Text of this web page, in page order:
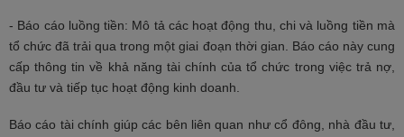
- Báo cáo luồng tiền: Mô tả các hoạt động thu, chi và luồng tiền mà
tổ chức đã trải qua trong một giai đoạn thời gian. Báo cáo này cung
cấp thông tin về khả năng tài chính của tổ chức trong việc trả nợ,
đầu tư và tiếp tục hoạt động kinh doanh.
Báo cáo tài chính giúp các bên liên quan như cổ đông, nhà đầu tư,